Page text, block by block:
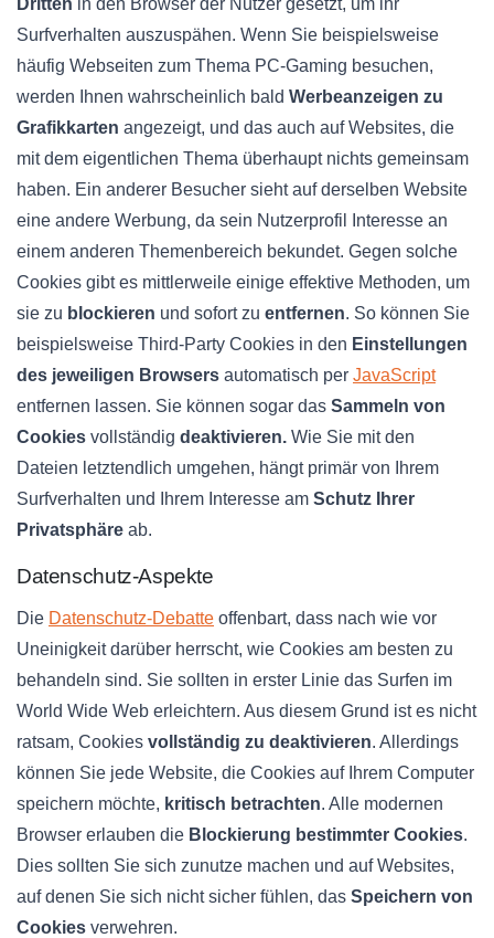
Surfverhalten auszuspähen. Wenn Sie beispielsweise
häufig Webseiten zum Thema PC-Gaming besuchen,
werden Ihnen wahrscheinlich bald Werbeanzeigen zu
Grafikkarten angezeigt, und das auch auf Websites, die
mit dem eigentlichen Thema überhaupt nichts gemeinsam
haben. Ein anderer Besucher sieht auf derselben Website
eine andere Werbung, da sein Nutzerprofil Interesse an
einem anderen Themenbereich bekundet. Gegen solche
Cookies gibt es mittlerweile einige effektive Methoden, um
sie zu blockieren und sofort zu entfernen. So können Sie
beispielsweise Third-Party Cookies in den Einstellungen
des jeweiligen Browsers automatisch per JavaScript
entfernen lassen. Sie können sogar das Sammeln von
Cookies vollständig deaktivieren. Wie Sie mit den
Dateien letztendlich umgehen, hängt primär von Ihrem
Surfverhalten und Ihrem Interesse am Schutz Ihrer
Privatsphäre ab.
Datenschutz-Aspekte
Die Datenschutz-Debatte offenbart, dass nach wie vor
Uneinigkeit darüber herrscht, wie Cookies am besten zu
behandeln sind. Sie sollten in erster Linie das Surfen im
World Wide Web erleichtern. Aus diesem Grund ist es nicht
ratsam, Cookies vollständig zu deaktivieren. Allerdings
können Sie jede Website, die Cookies auf Ihrem Computer
speichern möchte, kritisch betrachten. Alle modernen
Browser erlauben die Blockierung bestimmter Cookies.
Dies sollten Sie sich zunutze machen und auf Websites,
auf denen Sie sich nicht sicher fühlen, das Speichern von
Cookies verwehren.